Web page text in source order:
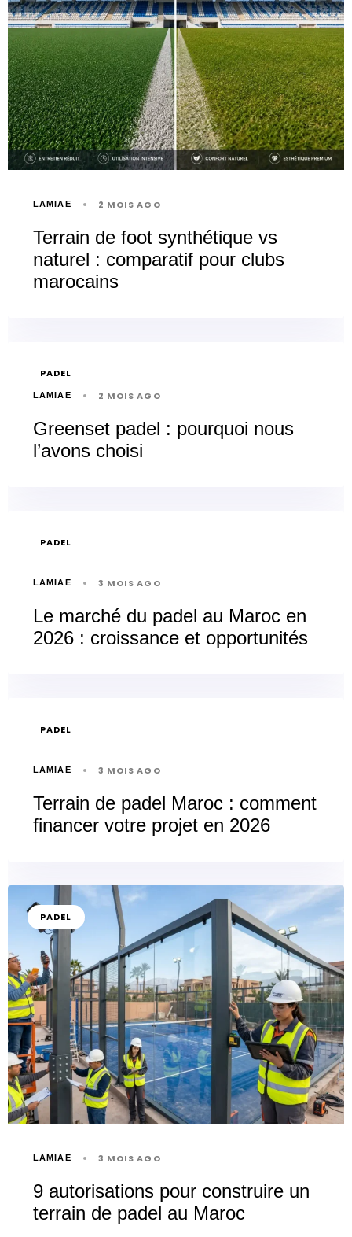
LAMIAE 2 MOIS AGO
Terrain de foot synthétique vs
naturel : comparatif pour clubs
marocains
PADEL
LAMIAE 2 MOIS AGO
Greenset padel : pourquoi nous
l’avons choisi
PADEL
LAMIAE 3 MOIS AGO
Le marché du padel au Maroc en
2026 : croissance et opportunités
PADEL
LAMIAE 3 MOIS AGO
Terrain de padel Maroc : comment
financer votre projet en 2026
PADEL
LAMIAE 3 MOIS AGO
9 autorisations pour construire un
terrain de padel au Maroc